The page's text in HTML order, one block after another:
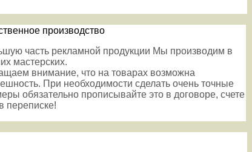
производство
часть рекламной продукции Мы производим в
мастерских.
внимание, что на товарах возможна
При необходимости сделать очень точные
обязательно прописывайте это в договоре, счете
переписке!